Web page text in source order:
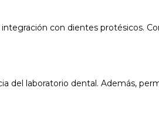
con dientes protésicos.
del laboratorio dental. Además,